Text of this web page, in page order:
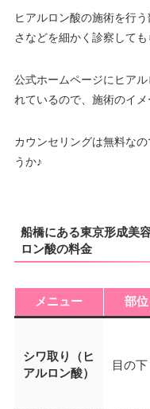
ヒアルロン酸の施術を行
さなどを細かく診察しても
公式ホームページにヒア
れているので、施術のイ
カウンセリングは無料な
うか♪
船橋にある東京形成美
ロン酸の料金
メニュー 部位
シワ取り（ヒ
アルロン酸）
目の下